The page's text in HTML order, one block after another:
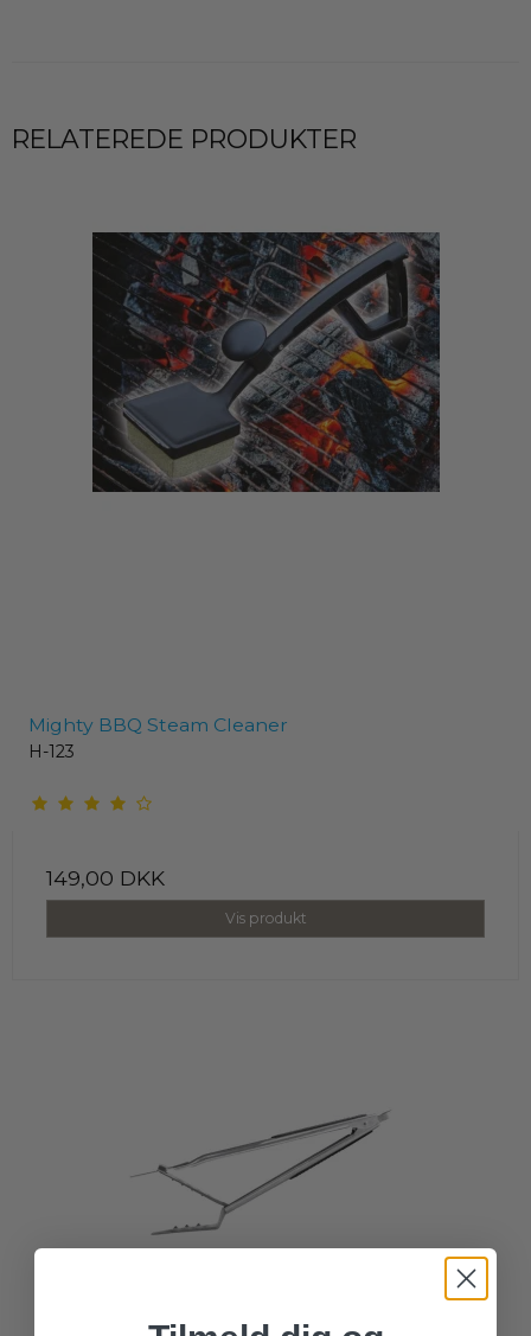
RELATEREDE PRODUKTER
Mighty BBQ Steam Cleaner
H-123
149,00 DKK
Vis produkt